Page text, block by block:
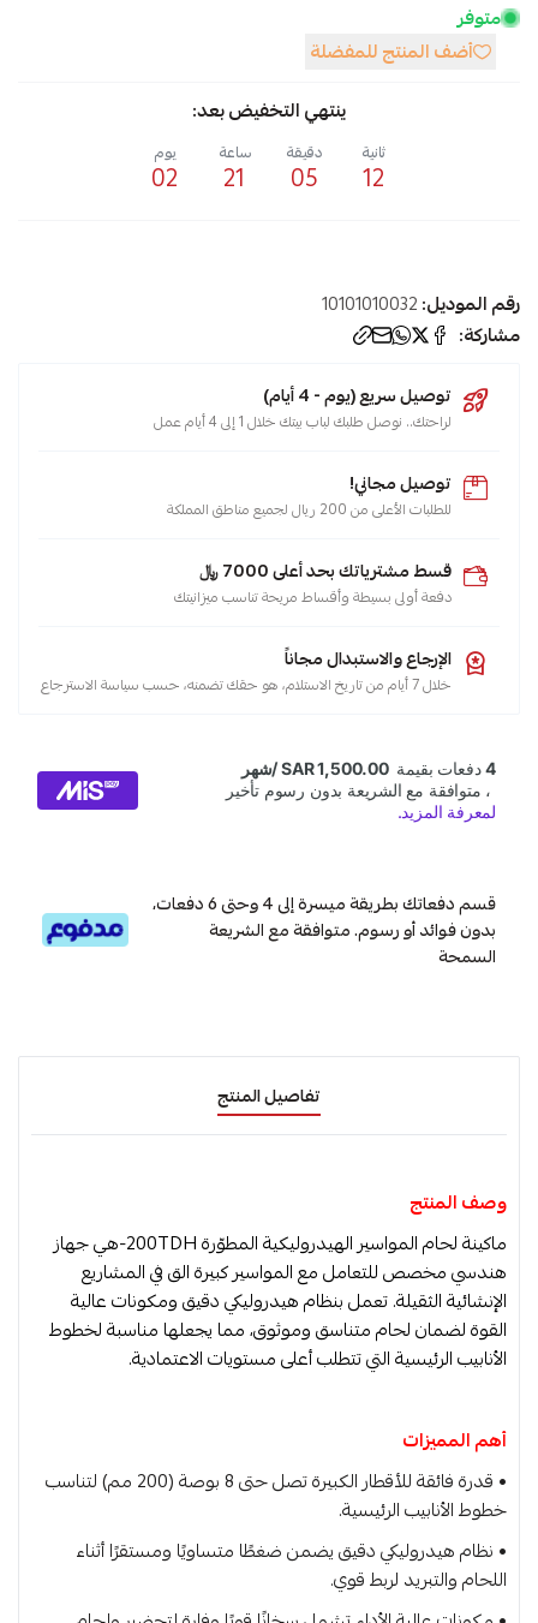
متوفر
أضف المنتج للمفضلة
ينتهي التخفيض بعد:
11
ثانية
05
دقيقة
21
ساعة
02
يوم
رقم الموديل:10101010032
مشاركة:
توصيل سريع (يوم - 4 أيام)
لراحتك.. نوصل طلبك لباب بيتك خلال 1 إلى 4 أيام عمل
توصيل مجاني!
للطلبات الأعلى من 200 ريال لجميع مناطق المملكة
قسط مشترياتك بحد أعلى 7000 ﷼
دفعة أولى بسيطة وأقساط مريحة تناسب ميزانيتك
الإرجاع والاستبدال مجاناً
خلال 7 أيام من تاريخ الاستلام، هو حقك تضمنه، حسب سياسة الاسترجاع
قسم دفعاتك بطريقة ميسرة إلى 4 وحتى 6 دفعات،
بدون فوائد أو رسوم. متوافقة مع الشريعة
السمحة
تفاصيل المنتج
وصف المنتج
ماكينة لحام المواسير الهيدروليكية المطوّرة 200TDH-هي جهاز
هندسي مخصص للتعامل مع المواسير كبيرة الق في المشاريع
الإنشائية الثقيلة. تعمل بنظام هيدروليكي دقيق ومكونات عالية
القوة لضمان لحام متناسق وموثوق، مما يجعلها مناسبة لخطوط
الأنابيب الرئيسية التي تتطلب أعلى مستويات الاعتمادية.
أهم المميزات
• قدرة فائقة للأقطار الكبيرة تصل حتى 8 بوصة (200 مم) لتناسب
خطوط الأنابيب الرئيسية.
• نظام هيدروليكي دقيق يضمن ضغطًا متساويًا ومستقرًا أثناء
اللحام والتبريد لربط قوي.